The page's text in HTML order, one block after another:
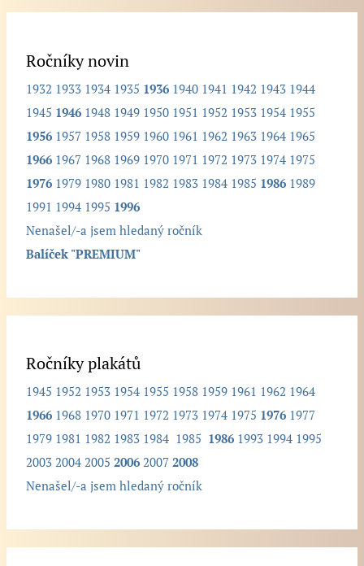
Ročníky novin
1932 1933 1934 1935 1936 1940 1941 1942 1943 1944
1945 1946 1948 1949 1950 1951 1952 1953 1954 1955
1956 1957 1958 1959 1960 1961 1962 1963 1964 1965
1966 1967 1968 1969 1970 1971 1972 1973 1974 1975
1976 1979 1980 1981 1982 1983 1984 1985 1986 1989
1991 1994 1995 1996
Nenašel/-a jsem hledaný ročník
Balíček "PREMIUM"
Ročníky plakátů
1945 1952 1953 1954 1955 1958 1959 1961 1962 1964
1966 1968 1970 1971 1972 1973 1974 1975 1976 1977
1979 1981 1982 1983 1984 1985 1986 1993 1994 1995
2003 2004 2005 2006 2007 2008
Nenašel/-a jsem hledaný ročník